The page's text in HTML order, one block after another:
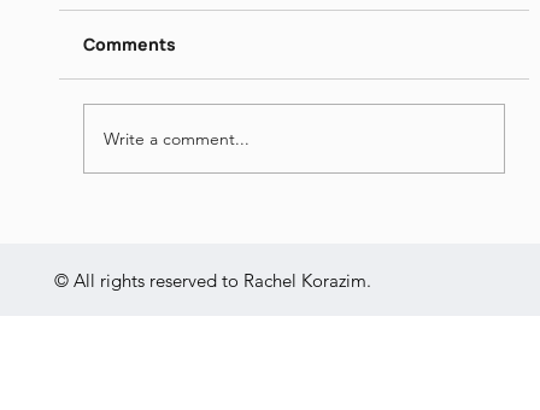
https://www.dropbox.com/scl/fi/26ip5u1qjrn
gquo4hqe8o/I-Jun-16-2026.mp4?
rlkey=vrn1b0lj2e1jk7v84mh31x695&st=nmt0
yvgu&dl=0
Comments
Write a comment...
© All rights reserved to Rachel Korazim.